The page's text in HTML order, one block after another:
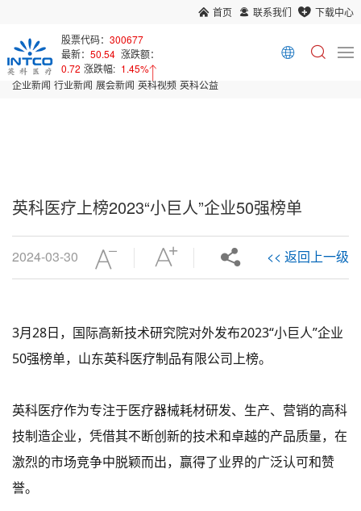
首页 联系我们
下载中心
股票代码：300677
最新：50.54 涨跌额：
0.72 涨跌幅: 1.45%
企业新闻
企业新闻 行业新闻 展会新闻 英科视频 英科公益
英科医疗上榜2023“小巨人”企业50强榜单
2024-03-30 << 返回上一级
3月28日，国际高新技术研究院对外发布2023“小巨人”企业
50强榜单，山东英科医疗制品有限公司上榜。
英科医疗作为专注于医疗器械耗材研发、生产、营销的高科
技制造企业，凭借其不断创新的技术和卓越的产品质量，在
激烈的市场竞争中脱颖而出，赢得了业界的广泛认可和赞
誉。